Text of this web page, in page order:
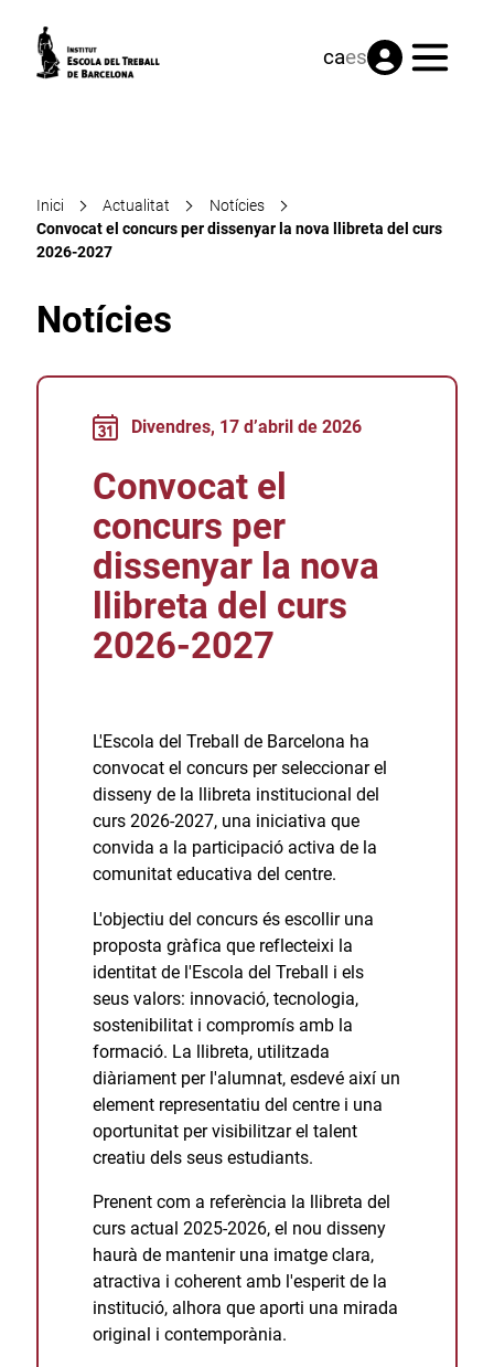
caes Menú
Inici Actualitat
Notícies
Convocat el concurs per dissenyar la nova llibreta del curs
2026-2027
Notícies
Divendres, 17 d’abril de 2026
Convocat el
concurs per
dissenyar la nova
llibreta del curs
2026-2027
L'Escola del Treball de Barcelona ha
convocat el concurs per seleccionar el
disseny de la llibreta institucional del
curs 2026-2027, una iniciativa que
convida a la participació activa de la
comunitat educativa del centre.
L'objectiu del concurs és escollir una
proposta gràfica que reflecteixi la
identitat de l'Escola del Treball i els
seus valors: innovació, tecnologia,
sostenibilitat i compromís amb la
formació. La llibreta, utilitzada
diàriament per l'alumnat, esdevé així un
element representatiu del centre i una
oportunitat per visibilitzar el talent
creatiu dels seus estudiants.
Prenent com a referència la llibreta del
curs actual 2025-2026, el nou disseny
haurà de mantenir una imatge clara,
atractiva i coherent amb l'esperit de la
institució, alhora que aporti una mirada
original i contemporània.